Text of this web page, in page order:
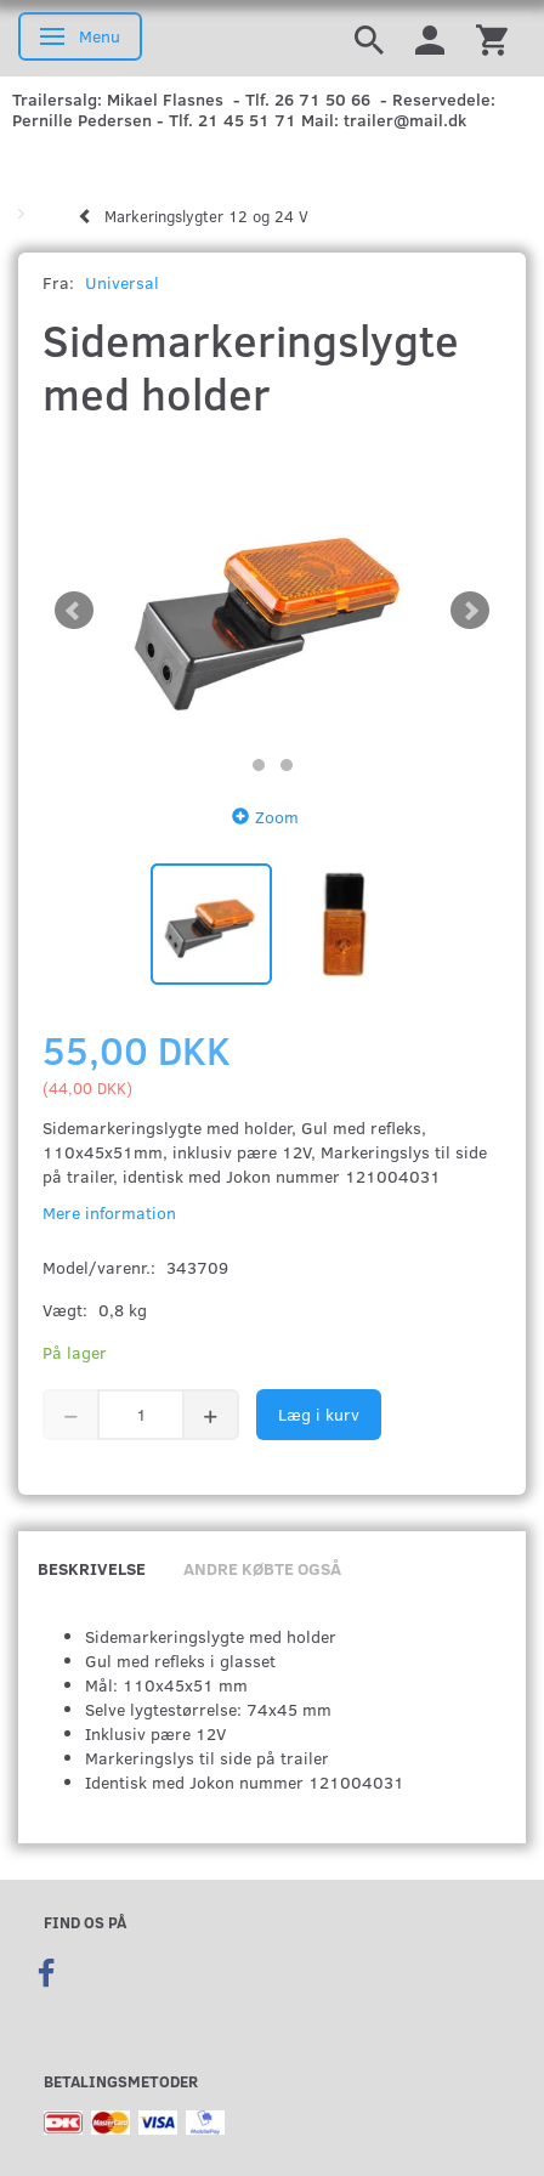
Skifte navigation
Menu
Trailersalg: Mikael Flasnes - Tlf. 26 71 50 66 - Reservedele:
Pernille Pedersen - Tlf. 21 45 51 71 Mail: trailer@mail.dk
Markeringslygter 12 og 24 V
Fra: Universal
Sidemarkeringslygte
med holder
Zoom
55,00 DKK
(44,00 DKK)
Sidemarkeringslygte med holder, Gul med refleks,
110x45x51mm, inklusiv pære 12V, Markeringslys til side
på trailer, identisk med Jokon nummer 121004031
Mere information
Model/varenr.: 343709
Vægt: 0,8 kg
På lager
Læg i kurv
BESKRIVELSE ANDRE KØBTE OGSÅ
Sidemarkeringslygte med holder
Gul med refleks i glasset
Mål: 110x45x51 mm
Selve lygtestørrelse: 74x45 mm
Inklusiv pære 12V
Markeringslys til side på trailer
Identisk med Jokon nummer 121004031
FIND OS PÅ
BETALINGSMETODER